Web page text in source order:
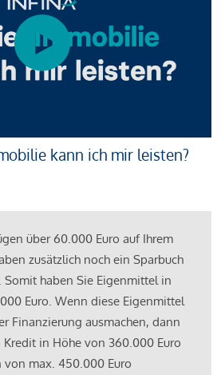
kann ich mir leisten?
über 60.000 Euro auf Ihrem
zusätzlich noch ein Sparbuch
Somit haben Sie Eigenmittel in
Euro. Wenn diese Eigenmittel
Finanzierung ausmachen, dann
in Höhe von 360.000 Euro
von max. 450.000 Euro